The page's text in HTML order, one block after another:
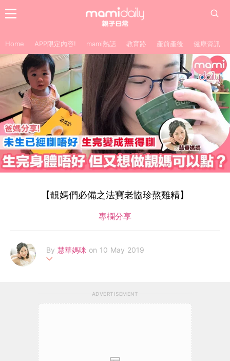
Home APP限定內容! mami熱話 教育路 產前產後 健康資訊
【靚媽們必備之法寶老協珍熬雞精】
專欄分享
By 慧華媽咪 on 10 May 2019
ADVERTISEMENT